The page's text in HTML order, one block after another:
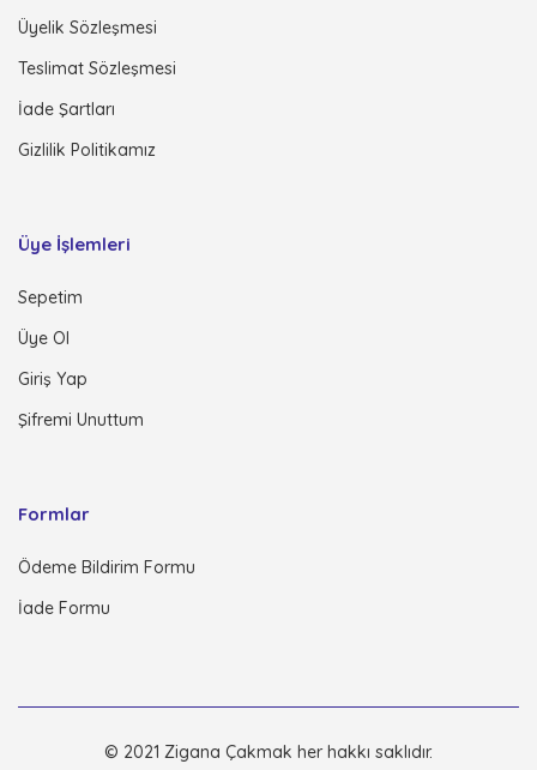
Üyelik Sözleşmesi
Teslimat Sözleşmesi
İade Şartları
Gizlilik Politikamız
Üye İşlemleri
Sepetim
Üye Ol
Giriş Yap
Şifremi Unuttum
Formlar
Ödeme Bildirim Formu
İade Formu
© 2021 Zigana Çakmak her hakkı saklıdır.